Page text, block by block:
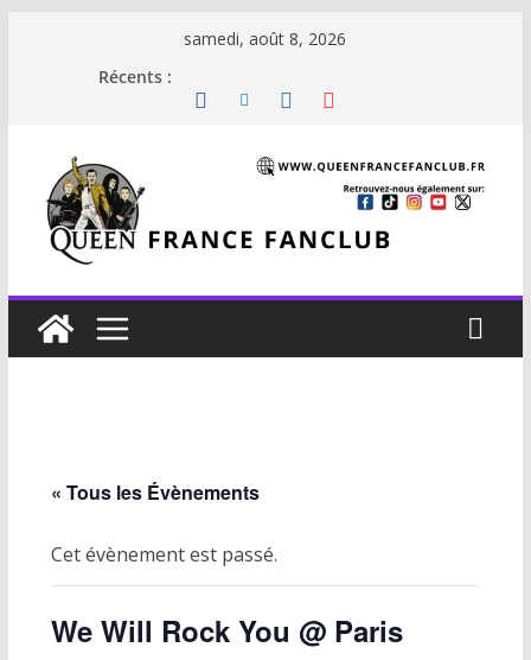
samedi, août 8, 2026
Récents :
« Tous les Évènements
Cet évènement est passé.
We Will Rock You @ Paris